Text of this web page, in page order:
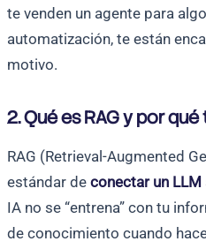
te venden un agente para
automatización, te están
motivo.
2. Qué es RAG y por
RAG (Retrieval-Augmented
estándar de conectar un
IA no se “entrena” con tu
de conocimiento cuando